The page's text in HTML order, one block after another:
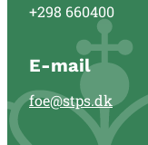
+298 660400
E-mail
foe@stps.dk